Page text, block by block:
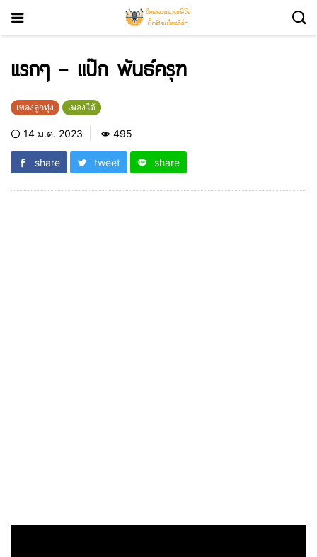
เเรกๆ – แป๊ก พันธ์ครุฑ
เพลงลูกทุ่ง เพลงใต้
14 ม.ค. 2023 495
share tweet share